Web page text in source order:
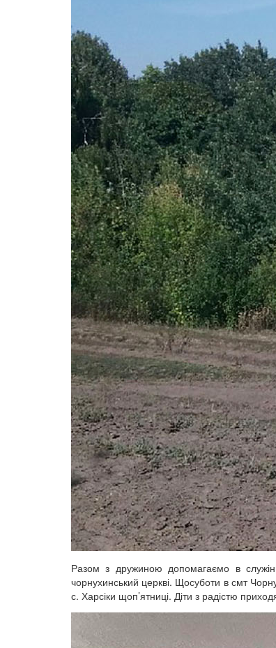
Разом з дружиною допомагаємо в
чорнухинський церкві. Щосуботи в смт
с. Харсіки щоп’ятниці. Діти з радістю